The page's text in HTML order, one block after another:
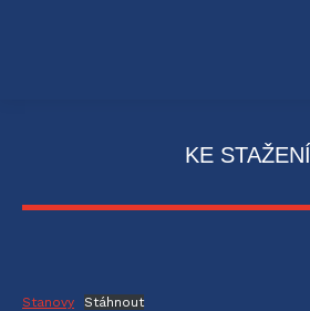
KE STAŽENÍ
Stanovy
Stáhnout